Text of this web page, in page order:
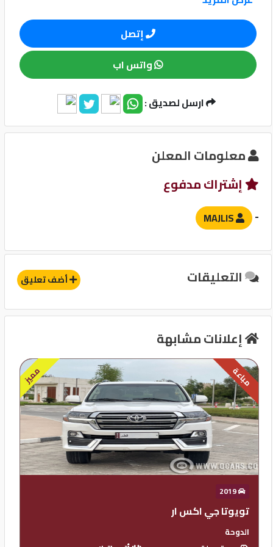
كيو
ماركت
الدليل
Qatar
Cars
©
نوافذ
نوافذ كهربائية امامية
نظام مانع للانغلاق-ABS
نظام توزيع قوة الفرامل EBD
حساسات
آخرى
إنذار
قفل مركزى للابواب
إتصل
واتس اب
ارسل لصديق :
معلومات المعلن
إشتراك مدفوع
-
التعليقات أضف تعليق
إعلانات مشابهة
مميز مباعة
2019
تويوتا جي اكس ار
الدوحة